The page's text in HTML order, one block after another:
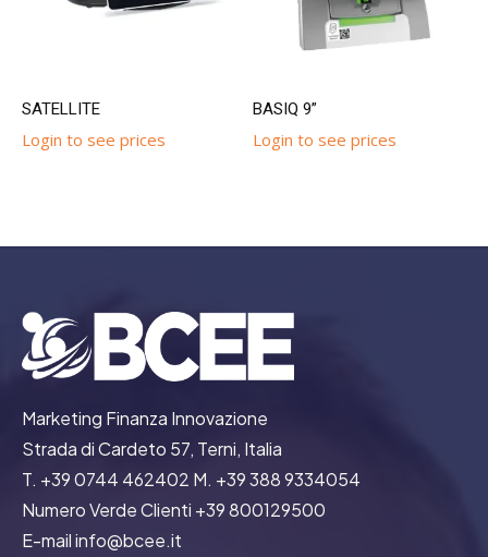
SATELLITE
Login to see prices
BASIQ 9”
Login to see prices
Marketing Finanza Innovazione
Strada di Cardeto 57, Terni, Italia
T. +39 0744 462402 M. +39 388 9334054
Numero Verde Clienti +39 800129500
E-mail info@bcee.it